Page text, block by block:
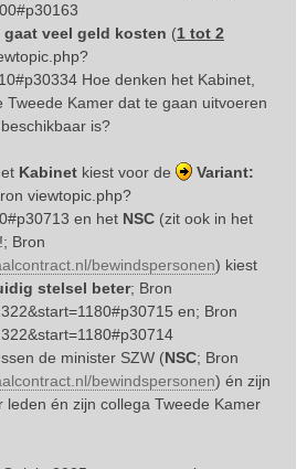
gaat veel geld kosten (1 tot 2
Hoe denken het Kabinet,
Tweede Kamer dat te gaan uitvoeren
is?
Kabinet kiest voor de
Variant:
viewtopic.php?
en het NSC (zit ook in het
Bron
bewindspersonen) kiest
stelsel beter; Bron
en; Bron
de minister SZW (NSC; Bron
bewindspersonen) én zijn
leden én zijn collega Tweede Kamer